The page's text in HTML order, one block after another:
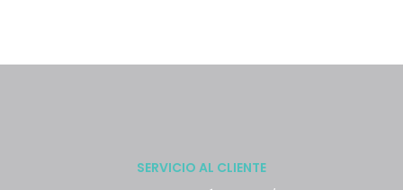
SERVICIO AL CLIENTE